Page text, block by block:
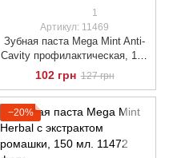
1
Артикул: 11469
Зубная паста Mega Мint Anti-
Сavity профилактическая, 150
мл.
102 грн 127 грн
−20%